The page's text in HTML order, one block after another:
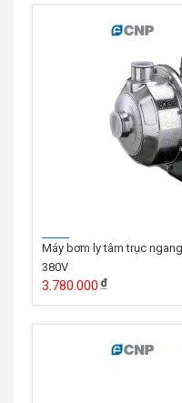
Máy bơm ly tâm trục
380V
3.780.000